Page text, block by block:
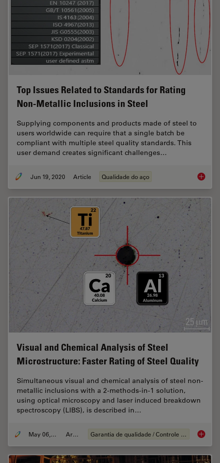
Top Issues Related to Standards for Rating
Non-Metallic Inclusions in Steel
Supplying components and products made of steel to
users worldwide can require that a single batch be
compliant with multiple steel quality standards. This
user demand creates significant challenges…
Jun 19, 2020 Article Qualidade do aço Top
Visual and Chemical Analysis of Steel
Microstructure: Faster Rating of Steel Quality
Simultaneous visual and chemical analysis of steel non-
metallic inclusions with a 2-methods-in-1 solution,
using optical microscopy and laser induced breakdown
spectroscopy (LIBS), is described in…
May 06, 2020 Article Garantia de qualidade / Controle de qualidade Visual